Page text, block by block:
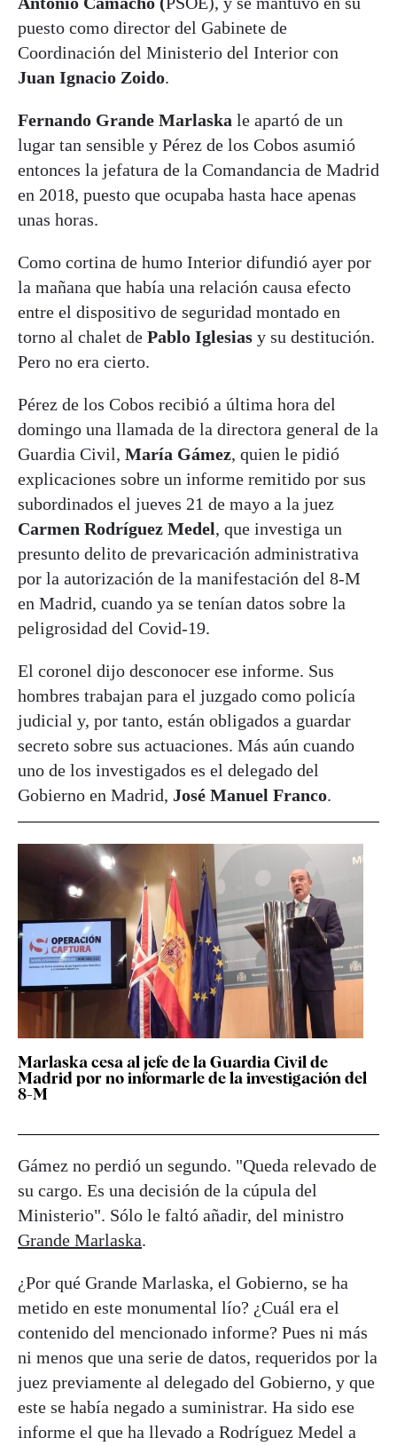
puesto como director del Gabinete de
Coordinación del Ministerio del Interior con
Juan Ignacio Zoido.
Fernando Grande Marlaska le apartó de un
lugar tan sensible y Pérez de los Cobos asumió
entonces la jefatura de la Comandancia de Madrid
en 2018, puesto que ocupaba hasta hace apenas
unas horas.
Como cortina de humo Interior difundió ayer por
la mañana que había una relación causa efecto
entre el dispositivo de seguridad montado en
torno al chalet de Pablo Iglesias y su destitución.
Pero no era cierto.
Pérez de los Cobos recibió a última hora del
domingo una llamada de la directora general de la
Guardia Civil, María Gámez, quien le pidió
explicaciones sobre un informe remitido por sus
subordinados el jueves 21 de mayo a la juez
Carmen Rodríguez Medel, que investiga un
presunto delito de prevaricación administrativa
por la autorización de la manifestación del 8-M
en Madrid, cuando ya se tenían datos sobre la
peligrosidad del Covid-19.
El coronel dijo desconocer ese informe. Sus
hombres trabajan para el juzgado como policía
judicial y, por tanto, están obligados a guardar
secreto sobre sus actuaciones. Más aún cuando
uno de los investigados es el delegado del
Gobierno en Madrid, José Manuel Franco.
Marlaska cesa al jefe de la Guardia Civil de
Madrid por no informarle de la investigación del
8-M
Gámez no perdió un segundo. "Queda relevado de
su cargo. Es una decisión de la cúpula del
Ministerio". Sólo le faltó añadir, del ministro
Grande Marlaska.
¿Por qué Grande Marlaska, el Gobierno, se ha
metido en este monumental lío? ¿Cuál era el
contenido del mencionado informe? Pues ni más
ni menos que una serie de datos, requeridos por la
juez previamente al delegado del Gobierno, y que
este se había negado a suministrar. Ha sido ese
informe el que ha llevado a Rodríguez Medel a